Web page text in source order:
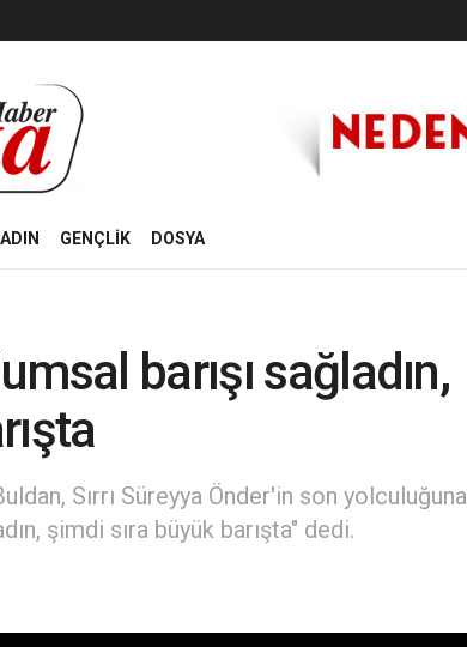
GENÇLİK DOSYA
barışı sağladın,
Sırrı Süreyya Önder'in son yolculuğuna
şimdi sıra büyük barışta" dedi.